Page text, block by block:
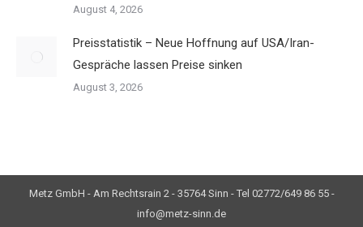
August 4, 2026
Preisstatistik – Neue Hoffnung auf USA/Iran-
Gespräche lassen Preise sinken
August 3, 2026
Metz GmbH - Am Rechtsrain 2 - 35764 Sinn - Tel 02772/649 86 55 -
info@metz-sinn.de